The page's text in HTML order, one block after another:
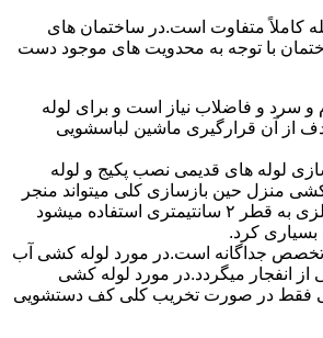
کاملاً متفاوت است.در ساختمان های
با توجه به محدویت های موجود دست
و فاضلاب نیاز است و برای لوله
از آن قرارگیری ماشین لباسشویی
لوله های قدیمی نصب پکیج و لوله
منزل حین بازسازی کلی میتواند منجر
به افزایش فشار آب مصرفی و آب شوفاژ شود که این امر راندامان شوفاژ در منزل را افزایش میدهد.از آنجایی که برای لوله کشی داخلی ساختمان معمولاً از لوله فلزی به قطر ۲ سانتیمتری استفاده میشود
کرد.
تخصص جداگانه است.در مورد لوله کشی آب
انفجار میگردد.در مورد لوله کشی
فقط در صورت تخریب کلی کف دستشویی